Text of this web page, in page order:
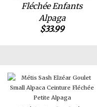
Fléchée Enfants
Alpaga
$33.99